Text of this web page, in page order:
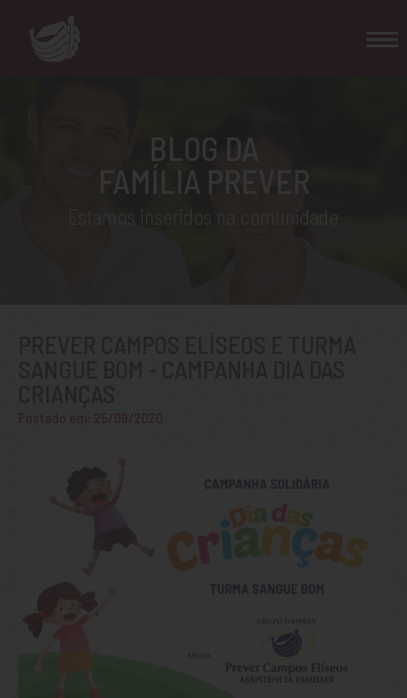
BLOG DA
FAMÍLIA PREVER
Estamos inseridos na comunidade
Postado em: 25/09/2020